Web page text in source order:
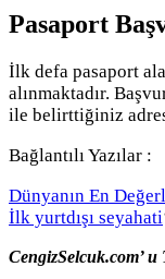
Pasaport
İlk defa pasaport
alınmaktadır.
ile belirttiğiniz
Bağlantılı Yazılar :
Dünyanın En
İlk yurtdışı seyahati
CengizSelcuk.com’